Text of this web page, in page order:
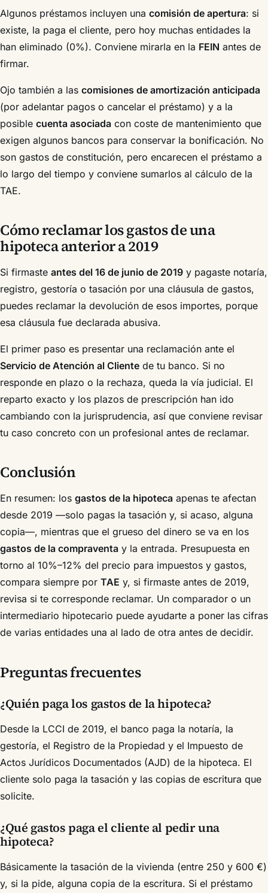
Algunos préstamos incluyen una comisión de apertura: si
existe, la paga el cliente, pero hoy muchas entidades la
han eliminado (0%). Conviene mirarla en la FEIN antes de
firmar.
Ojo también a las comisiones de amortización anticipada
(por adelantar pagos o cancelar el préstamo) y a la
posible cuenta asociada con coste de mantenimiento que
exigen algunos bancos para conservar la bonificación. No
son gastos de constitución, pero encarecen el préstamo a
lo largo del tiempo y conviene sumarlos al cálculo de la
TAE.
Cómo reclamar los gastos de una
hipoteca anterior a 2019
Si firmaste antes del 16 de junio de 2019 y pagaste notaría,
registro, gestoría o tasación por una cláusula de gastos,
puedes reclamar la devolución de esos importes, porque
esa cláusula fue declarada abusiva.
El primer paso es presentar una reclamación ante el
Servicio de Atención al Cliente de tu banco. Si no
responde en plazo o la rechaza, queda la vía judicial. El
reparto exacto y los plazos de prescripción han ido
cambiando con la jurisprudencia, así que conviene revisar
tu caso concreto con un profesional antes de reclamar.
Conclusión
En resumen: los gastos de la hipoteca apenas te afectan
desde 2019 —solo pagas la tasación y, si acaso, alguna
copia—, mientras que el grueso del dinero se va en los
gastos de la compraventa y la entrada. Presupuesta en
torno al 10%–12% del precio para impuestos y gastos,
compara siempre por TAE y, si firmaste antes de 2019,
revisa si te corresponde reclamar. Un comparador o un
intermediario hipotecario puede ayudarte a poner las cifras
de varias entidades una al lado de otra antes de decidir.
Preguntas frecuentes
¿Quién paga los gastos de la hipoteca?
Desde la LCCI de 2019, el banco paga la notaría, la
gestoría, el Registro de la Propiedad y el Impuesto de
Actos Jurídicos Documentados (AJD) de la hipoteca. El
cliente solo paga la tasación y las copias de escritura que
solicite.
¿Qué gastos paga el cliente al pedir una
hipoteca?
Básicamente la tasación de la vivienda (entre 250 y 600 €)
y, si la pide, alguna copia de la escritura. Si el préstamo